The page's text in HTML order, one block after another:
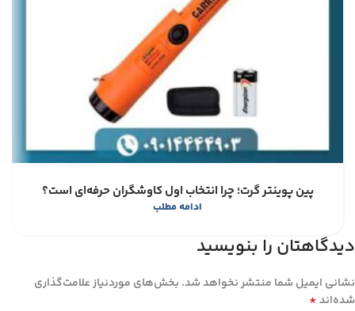
پین پوینتر گرت؛ چرا انتخاب اول کاوشگران حرفه‌ای است؟
ادامه مطلب
دیدگاهتان را بنویسید
نشانی ایمیل شما منتشر نخواهد شد. بخش‌های موردنیاز علامت‌گذاری
شده‌اند*